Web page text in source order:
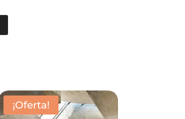
¡Oferta!